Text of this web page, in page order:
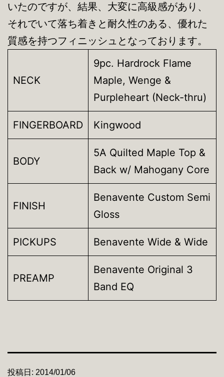
いたのですが、結果、大変に高級感があり、
それでいて落ち着きと耐久性のある、優れた
質感を持つフィニッシュとなっております。
NECK
9pc. Hardrock Flame
Maple, Wenge &
Purpleheart (Neck-thru)
FINGERBOARD Kingwood
BODY
5A Quilted Maple Top &
Back w/ Mahogany Core
FINISH
Benavente Custom Semi
Gloss
PICKUPS Benavente Wide & Wide
PREAMP
Benavente Original 3
Band EQ
投稿日: 2014/01/06